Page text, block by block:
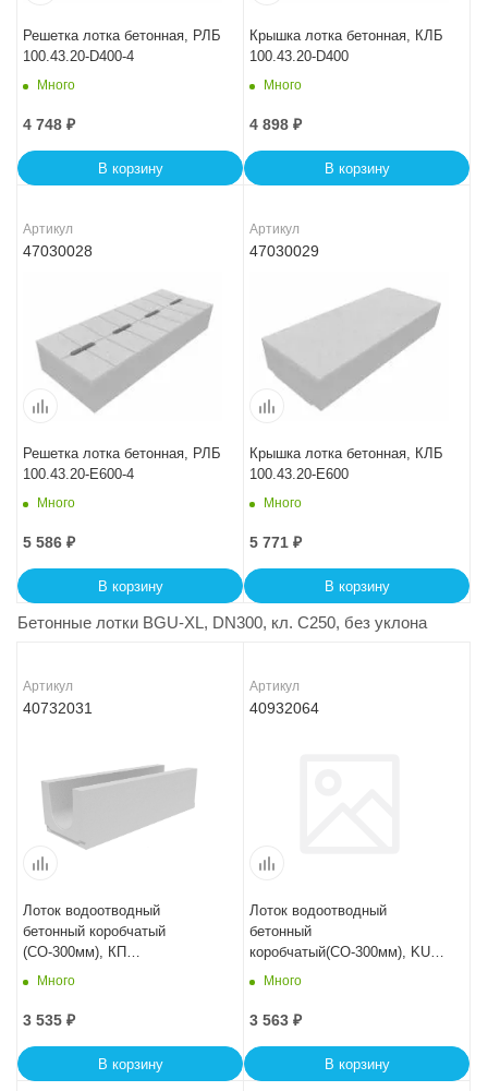
Решетка лотка бетонная, РЛБ
100.43.20-D400-4
Много
4 748 ₽
В корзину
Крышка лотка бетонная, КЛБ
100.43.20-D400
Много
4 898 ₽
В корзину
Артикул
47030028
Решетка лотка бетонная, РЛБ
100.43.20-E600-4
Много
5 586 ₽
В корзину
Артикул
47030029
Крышка лотка бетонная, КЛБ
100.43.20-E600
Много
5 771 ₽
В корзину
Бетонные лотки BGU-XL, DN300, кл. C250, без уклона
Артикул
40732031
Лоток водоотводный
бетонный коробчатый
(СО-300мм), КП
100.44(30).31(24) - BGF-XL
Много
3 535 ₽
В корзину
Артикул
40932064
Лоток водоотводный
бетонный
коробчатый(СО-300мм), KU
100.44(30).24(17,5) - BGU, №
Много
3 563 ₽
В корзину